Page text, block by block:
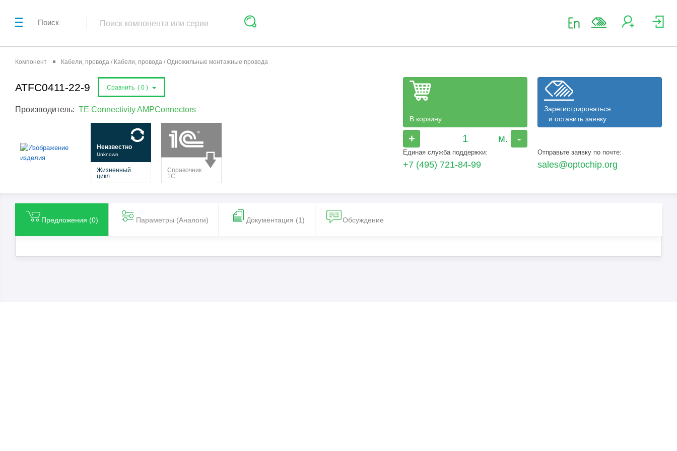
Поиск
Компонент Кабели, провода / Кабели, провода / Одножильные монтажные провода
ATFC0411-22-9 Сравнить ( 0 )
Производитель: TE Connectivity AMPConnectors
В корзину
+ -
Зарегистрироваться
и оставить заявку
Единая служба поддержки:
+7 (495) 721-84-99
Отправьте заявку по почте:
sales@optochip.org
Предложения (0) Параметры (Aналоги) Документация (1) Обсуждение